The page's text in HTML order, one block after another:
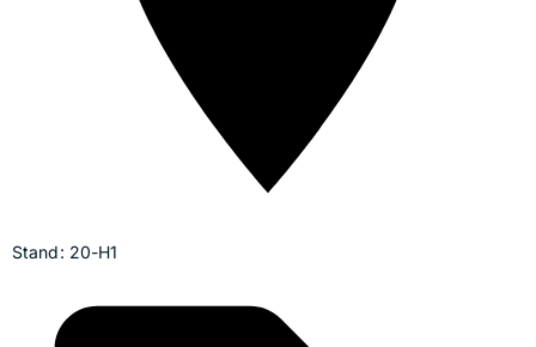
Stand: 20-H1